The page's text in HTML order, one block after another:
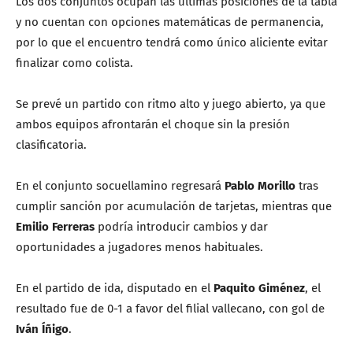
y no cuentan con opciones matemáticas de permanencia,
por lo que el encuentro tendrá como único aliciente evitar
finalizar como colista.
Se prevé un partido con ritmo alto y juego abierto, ya que
ambos equipos afrontarán el choque sin la presión
clasificatoria.
En el conjunto socuellamino regresará Pablo Morillo tras
cumplir sanción por acumulación de tarjetas, mientras que
Emilio Ferreras podría introducir cambios y dar
oportunidades a jugadores menos habituales.
En el partido de ida, disputado en el Paquito Giménez, el
resultado fue de 0-1 a favor del filial vallecano, con gol de
Iván Íñigo.